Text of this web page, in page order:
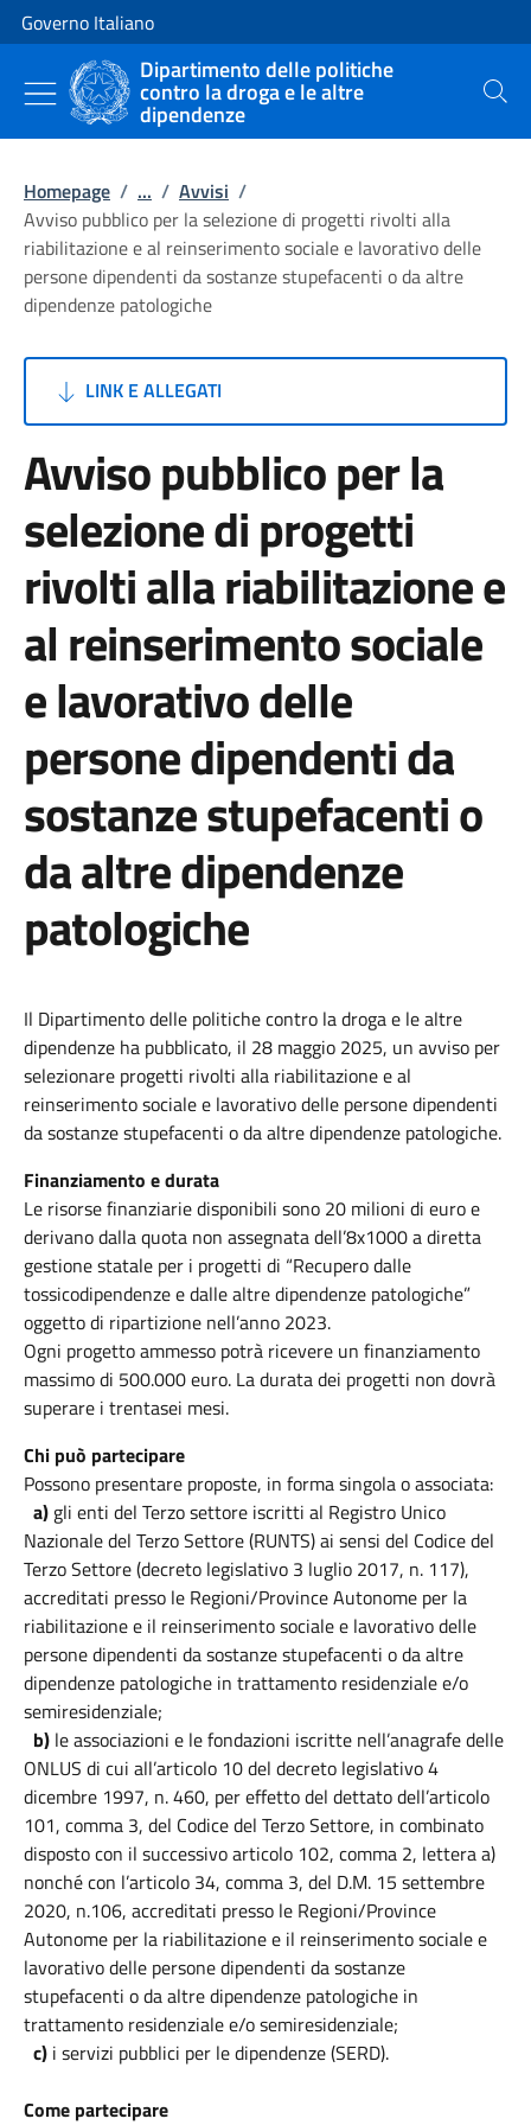
Vai al contenuto
Vai alla navigazione del sito
Governo Italiano
Dipartimento delle politiche
contro la droga e le altre
dipendenze Cerca
Homepage / ... / Avvisi /
Avviso pubblico per la selezione di progetti rivolti alla
riabilitazione e al reinserimento sociale e lavorativo delle
persone dipendenti da sostanze stupefacenti o da altre
dipendenze patologiche
LINK E ALLEGATI
Avviso pubblico per la
selezione di progetti
rivolti alla riabilitazione e
al reinserimento sociale
e lavorativo delle
persone dipendenti da
sostanze stupefacenti o
da altre dipendenze
patologiche
Il Dipartimento delle politiche contro la droga e le altre
dipendenze ha pubblicato, il 28 maggio 2025, un avviso per
selezionare progetti rivolti alla riabilitazione e al
reinserimento sociale e lavorativo delle persone dipendenti
da sostanze stupefacenti o da altre dipendenze patologiche.
Finanziamento e durata
Le risorse finanziarie disponibili sono 20 milioni di euro e
derivano dalla quota non assegnata dell’8x1000 a diretta
gestione statale per i progetti di “Recupero dalle
tossicodipendenze e dalle altre dipendenze patologiche”
oggetto di ripartizione nell’anno 2023.
Ogni progetto ammesso potrà ricevere un finanziamento
massimo di 500.000 euro. La durata dei progetti non dovrà
superare i trentasei mesi.
Chi può partecipare
Possono presentare proposte, in forma singola o associata:
a) gli enti del Terzo settore iscritti al Registro Unico
Nazionale del Terzo Settore (RUNTS) ai sensi del Codice del
Terzo Settore (decreto legislativo 3 luglio 2017, n. 117),
accreditati presso le Regioni/Province Autonome per la
riabilitazione e il reinserimento sociale e lavorativo delle
persone dipendenti da sostanze stupefacenti o da altre
dipendenze patologiche in trattamento residenziale e/o
semiresidenziale;
b) le associazioni e le fondazioni iscritte nell’anagrafe delle
ONLUS di cui all’articolo 10 del decreto legislativo 4
dicembre 1997, n. 460, per effetto del dettato dell’articolo
101, comma 3, del Codice del Terzo Settore, in combinato
disposto con il successivo articolo 102, comma 2, lettera a)
nonché con l’articolo 34, comma 3, del D.M. 15 settembre
2020, n.106, accreditati presso le Regioni/Province
Autonome per la riabilitazione e il reinserimento sociale e
lavorativo delle persone dipendenti da sostanze
stupefacenti o da altre dipendenze patologiche in
trattamento residenziale e/o semiresidenziale;
c) i servizi pubblici per le dipendenze (SERD).
Come partecipare